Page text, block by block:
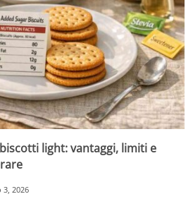
light: vantaggi, limiti e
3, 2026